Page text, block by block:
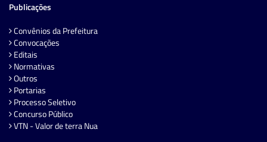
Publicações
Convênios da Prefeitura
Convocações
Editais
Normativas
Outros
Portarias
Processo Seletivo
Concurso Público
VTN - Valor de terra Nua